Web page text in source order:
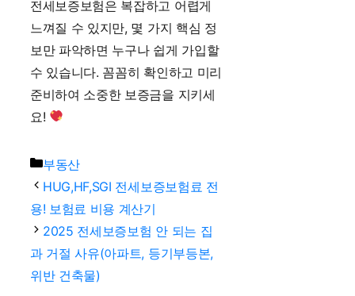
전세보증보험은 복잡하고 어렵게
느껴질 수 있지만, 몇 가지 핵심 정
보만 파악하면 누구나 쉽게 가입할
수 있습니다. 꼼꼼히 확인하고 미리
준비하여 소중한 보증금을 지키세
요!
Categories
부동산
HUG,HF,SGI 전세보증보험료 전
용! 보험료 비용 계산기
2025 전세보증보험 안 되는 집
과 거절 사유(아파트, 등기부등본,
위반 건축물)